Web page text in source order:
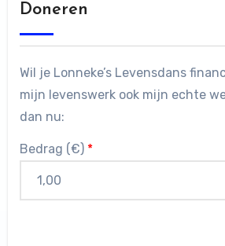
Doneren
Wil je Lonneke’s Levensdans
mijn levenswerk ook mijn echte
dan nu:
Bedrag (€) *